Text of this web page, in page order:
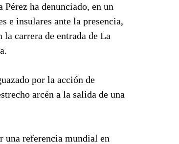
ha denunciado, en un
e insulares ante la presencia,
la carrera de entrada de La
por la acción de
arcén a la salida de una
una referencia mundial en